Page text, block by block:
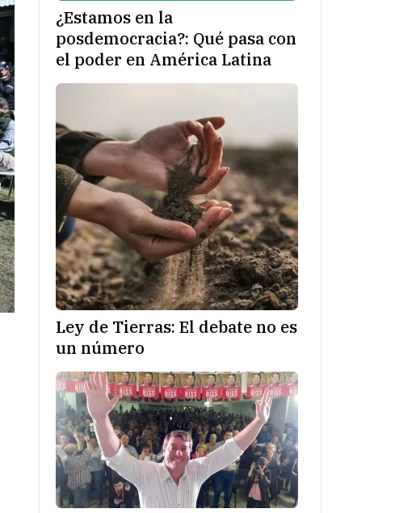
¿Estamos en la
posdemocracia?: Qué pasa con
el poder en América Latina
Ley de Tierras: El debate no es
un número